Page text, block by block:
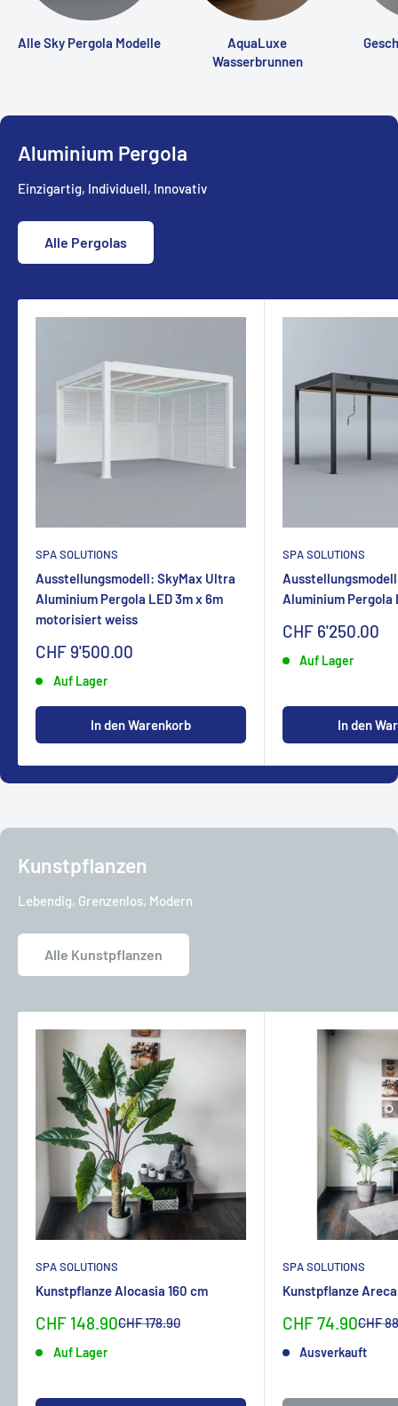
Alle Sky Pergola Modelle
AquaLuxe
Wasserbrunnen
Aluminium Pergola
Einzigartig, Individuell, Innovativ
Alle Pergolas
SPA SOLUTIONS
Ausstellungsmodell: SkyMax Ultra
Aluminium Pergola LED 3m x 6m
motorisiert weiss
Sonderpreis
CHF 9'500.00
Auf Lager
In den Warenkorb
SPA SOLUTIONS
Aluminium Pergola
Sonderpreis
CHF 6'250.00
Auf Lager
In den
Kunstpflanzen
Lebendig, Grenzenlos, Modern
Alle Kunstpflanzen
SPA SOLUTIONS
Kunstpflanze Alocasia 160 cm
Sonderpreis
CHF 148.90Normalpreis
CHF 178.90
Auf Lager
SPA SOLUTIONS
Kunstpflanze Areca
Sonderpreis
CHF 74.90CHF
Ausverkauft